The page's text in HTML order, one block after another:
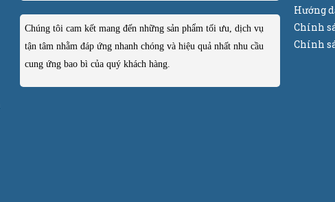
Chúng tôi cam kết mang đến những sản phẩm tối ưu, dịch vụ
tận tâm nhằm đáp ứng nhanh chóng và hiệu quả nhất nhu cầu
cung ứng bao bì của quý khách hàng.
Hướng
Chính
Chính